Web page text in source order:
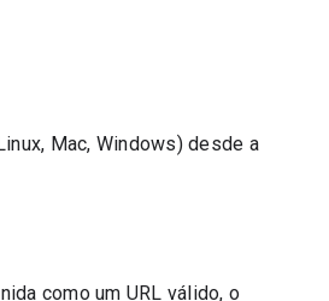
Mac, Windows)desde a
como um URL válido, o